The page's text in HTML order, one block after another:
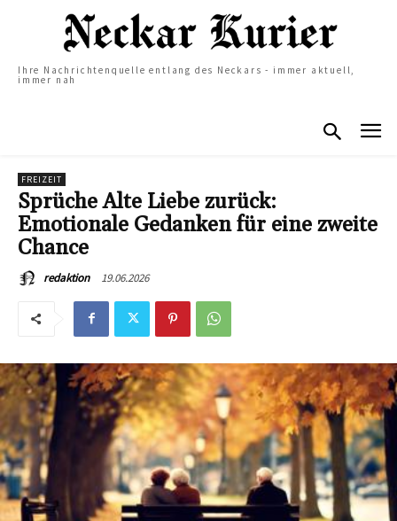
Ihre Nachrichtenquelle entlang des Neckars - immer aktuell,
immer nah
FREIZEIT
Sprüche Alte Liebe zurück:
Emotionale Gedanken für eine zweite
Chance
redaktion 19.06.2026